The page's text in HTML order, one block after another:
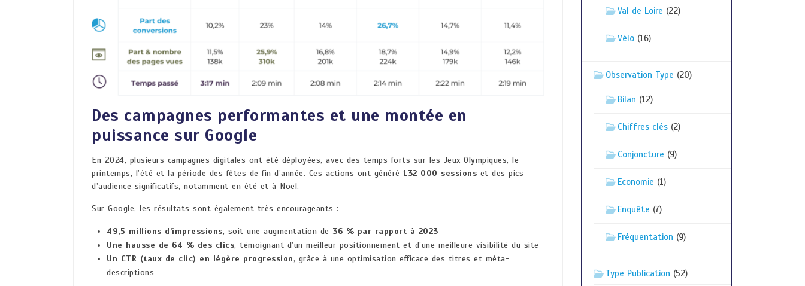
Des campagnes performantes et une montée en
puissance sur Google
En 2024, plusieurs campagnes digitales ont été déployées, avec des temps forts sur les Jeux Olympiques, le
printemps, l’été et la période des fêtes de fin d’année. Ces actions ont généré 132 000 sessions et des pics
d’audience significatifs, notamment en été et à Noël.
Sur Google, les résultats sont également très encourageants :
49,5 millions d’impressions, soit une augmentation de 36 % par rapport à 2023
Une hausse de 64 % des clics, témoignant d’un meilleur positionnement et d’une meilleure visibilité du site
Un CTR (taux de clic) en légère progression, grâce à une optimisation efficace des titres et méta-
descriptions
Val de Loire (22)
Vélo(16)
Observation Type (20)
Bilan (12)
Chiffres clés(2)
Conjoncture (9)
Economie (1)
Enquête (7)
Fréquentation (9)
Type Publication (52)